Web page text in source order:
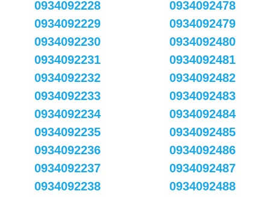
0934092228
0934092229
0934092230
0934092231
0934092232
0934092233
0934092234
0934092235
0934092236
0934092237
0934092238
0934092478
0934092479
0934092480
0934092481
0934092482
0934092483
0934092484
0934092485
0934092486
0934092487
0934092488